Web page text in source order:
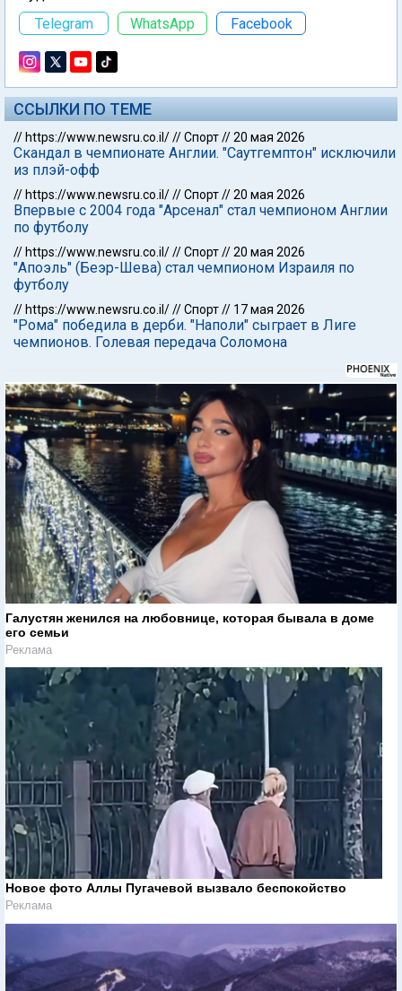
Telegram
WhatsApp Facebook
ССЫЛКИ ПО ТЕМЕ
// https://www.newsru.co.il///Спорт//20 мая 2026
Скандал в чемпионате Англии. "Саутгемптон" исключили
из плэй-офф
// https://www.newsru.co.il///Спорт//20 мая 2026
Впервые с 2004 года "Арсенал" стал чемпионом Англии
по футболу
// https://www.newsru.co.il///Спорт//20 мая 2026
"Апоэль" (Беэр-Шева) стал чемпионом Израиля по
футболу
// https://www.newsru.co.il///Спорт// 17 мая 2026
"Рома" победила в дерби. "Наполи" сыграет в Лиге
чемпионов. Голевая передача Соломона
Галустян женился на любовнице, которая бывала в доме
его семьи
Реклама
Новое фото Аллы Пугачевой вызвало беспокойство
Реклама